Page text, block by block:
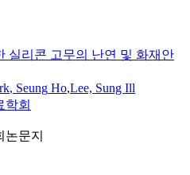
실리콘 고무의 난연 및 화재안
, Seung Ho,Lee, Sung Ill
학회
문지